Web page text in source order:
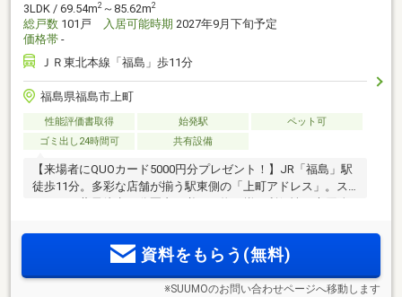
3LDK / 69.54m2 ～85.62m2
総戸数 101戸 入居可能時期 2027年9月下旬予定
価格帯 -
ＪＲ東北本線「福島」歩11分
福島県福島市上町
性能評価書取得 始発駅
ペット可
ゴミ出し24時間可
共有設備
【来場者にQUOカード5000円分プレゼント！】JR「福島」駅
徒歩11分。多彩な店舗が揃う駅東側の「上町アドレス」。ス
世帯にとっても安心。基本7タイプとメニュー19プラン(注1)の
幅広いバリエーション！資料をもらう(無料)
※SUUMOのお問い合わせページへ移動します